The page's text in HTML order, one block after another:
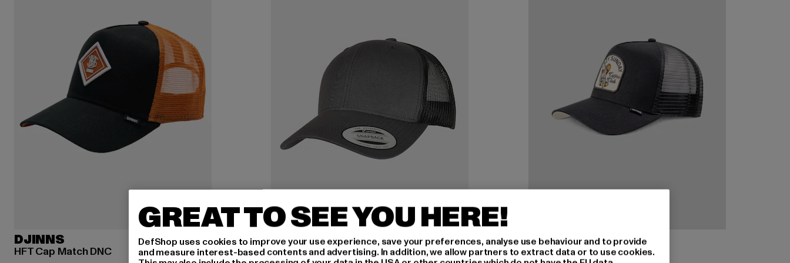
DJINNS
HFT Cap Match DNC
FLEXFIT
YP Classics Essentials Retro 2-Tone
16,01 EUR
Derzeitiger Preis: 16,01 EUR
17,99 EURAktionspreis: 17,99 EUR DJINNS
Skaterboy
GREAT TO SEE YOU HERE!
DefShop uses cookies to improve your use experience, save your preferences, analyse use behaviour and to provide
and measure interest-based contents and advertising. In addition, we allow partners to extract data or to use cookies.